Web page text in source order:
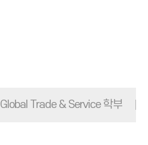
Global Trade & Service 학부